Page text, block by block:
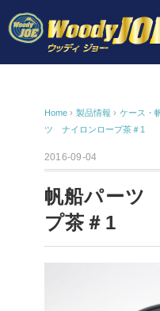
Home › 製品情報 › ケース・
ツ ナイロンロープ茶＃1
2016-09-04
帆船パーツ
プ茶＃1